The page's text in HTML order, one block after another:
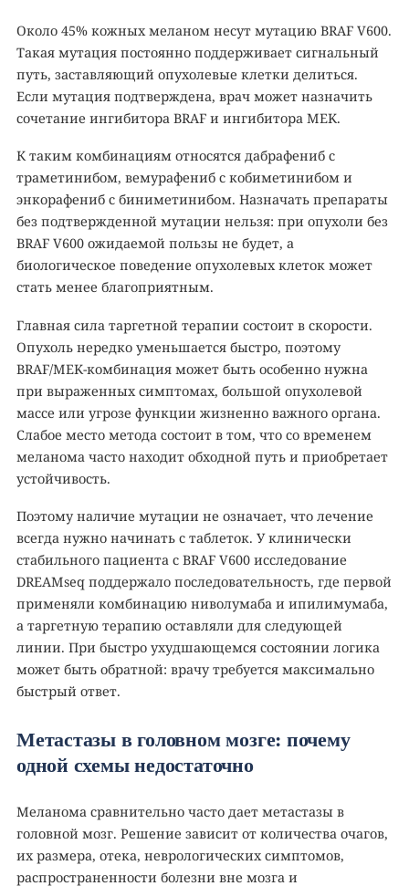
Около 45% кожных меланом несут мутацию BRAF V600.
Такая мутация постоянно поддерживает сигнальный
путь, заставляющий опухолевые клетки делиться.
Если мутация подтверждена, врач может назначить
сочетание ингибитора BRAF и ингибитора MEK.
К таким комбинациям относятся дабрафениб с
траметинибом, вемурафениб с кобиметинибом и
энкорафениб с биниметинибом. Назначать препараты
без подтвержденной мутации нельзя: при опухоли без
BRAF V600 ожидаемой пользы не будет, а
биологическое поведение опухолевых клеток может
стать менее благоприятным.
Главная сила таргетной терапии состоит в скорости.
Опухоль нередко уменьшается быстро, поэтому
BRAF/MEK-комбинация может быть особенно нужна
при выраженных симптомах, большой опухолевой
массе или угрозе функции жизненно важного органа.
Слабое место метода состоит в том, что со временем
меланома часто находит обходной путь и приобретает
устойчивость.
Поэтому наличие мутации не означает, что лечение
всегда нужно начинать с таблеток. У клинически
стабильного пациента с BRAF V600 исследование
DREAMseq поддержало последовательность, где первой
применяли комбинацию ниволумаба и ипилимумаба,
а таргетную терапию оставляли для следующей
линии. При быстро ухудшающемся состоянии логика
может быть обратной: врачу требуется максимально
быстрый ответ.
Метастазы в головном мозге: почему
одной схемы недостаточно
Меланома сравнительно часто дает метастазы в
головной мозг. Решение зависит от количества очагов,
их размера, отека, неврологических симптомов,
распространенности болезни вне мозга и